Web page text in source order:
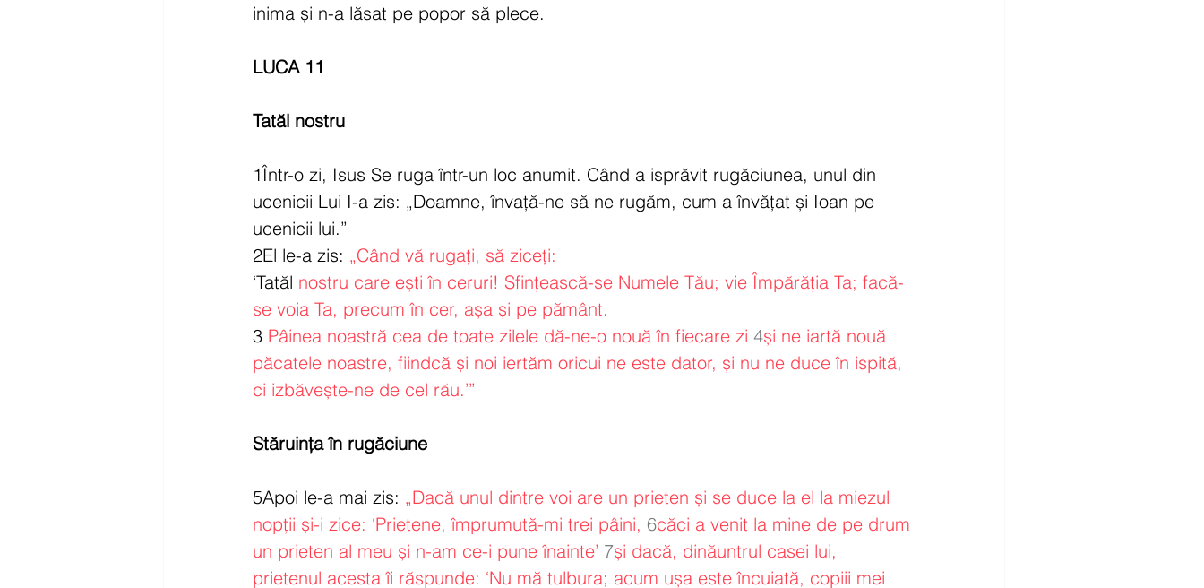
inima și n-a lăsat pe popor să plece.
LUCA 11
Tatăl nostru
1Într-o zi, Isus Se ruga într-un loc anumit. Când a isprăvit rugăciunea, unul din
ucenicii Lui I-a zis: „Doamne, învață-ne să ne rugăm, cum a învățat și Ioan pe
ucenicii lui.”
2El le-a zis: „Când vă rugați, să ziceți:
‘Tatăl nostru care ești în ceruri! Sfințească-se Numele Tău; vie Împărăția Ta; facă-
se voia Ta, precum în cer, așa și pe pământ.
3 Pâinea noastră cea de toate zilele dă-ne-o nouă în fiecare zi 4și ne iartă nouă
păcatele noastre, fiindcă și noi iertăm oricui ne este dator, și nu ne duce în ispită,
ci izbăvește-ne de cel rău.’”
Stăruința în rugăciune
5Apoi le-a mai zis: „Dacă unul dintre voi are un prieten și se duce la el la miezul
nopții și-i zice: ‘Prietene, împrumută-mi trei pâini, 6căci a venit la mine de pe drum
un prieten al meu și n-am ce-i pune înainte’ 7și dacă, dinăuntrul casei lui,
prietenul acesta îi răspunde: ‘Nu mă tulbura; acum ușa este încuiată, copiii mei